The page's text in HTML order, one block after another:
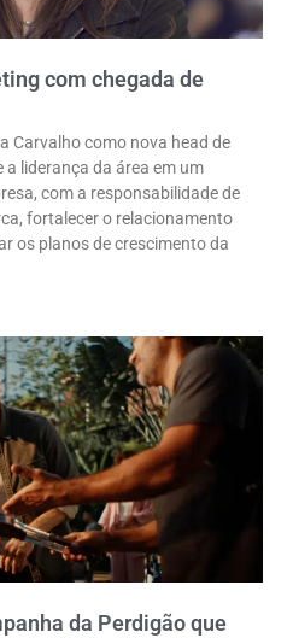
com chegada de
Carvalho como nova head de
liderança da área em um
com a responsabilidade de
fortalecer o relacionamento
os planos de crescimento da
da Perdigão que